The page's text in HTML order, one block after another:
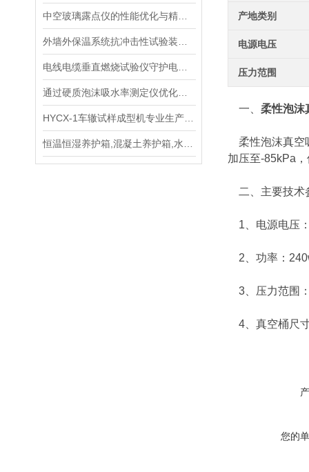
产地类别
电源电压
压力范围
一、 柔性泡沫
柔性泡沫真空
加压至-85kPa
二、主要技术
1、电源电压
2、功率：
3、压力范围
4、真空桶尺
您的